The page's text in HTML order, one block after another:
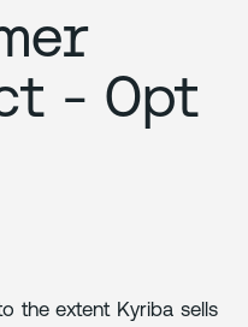
- Opt
the extent Kyriba sells